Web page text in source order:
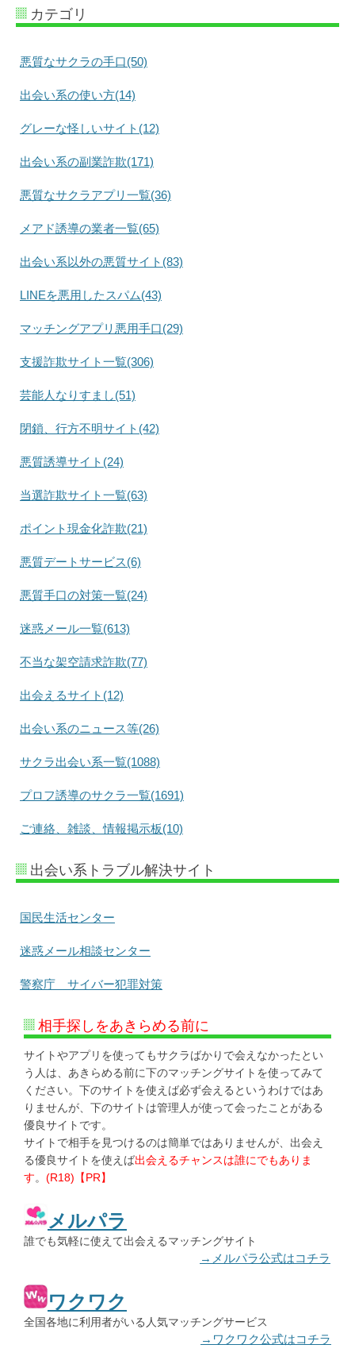
カテゴリ
悪質なサクラの手口(50)
出会い系の使い方(14)
グレーな怪しいサイト(12)
出会い系の副業詐欺(171)
悪質なサクラアプリ一覧(36)
メアド誘導の業者一覧(65)
出会い系以外の悪質サイト(83)
LINEを悪用したスパム(43)
マッチングアプリ悪用手口(29)
支援詐欺サイト一覧(306)
芸能人なりすまし(51)
閉鎖、行方不明サイト(42)
悪質誘導サイト(24)
当選詐欺サイト一覧(63)
ポイント現金化詐欺(21)
悪質デートサービス(6)
悪質手口の対策一覧(24)
迷惑メール一覧(613)
不当な架空請求詐欺(77)
出会えるサイト(12)
出会い系のニュース等(26)
サクラ出会い系一覧(1088)
プロフ誘導のサクラ一覧(1691)
ご連絡、雑談、情報掲示板(10)
出会い系トラブル解決サイト
国民生活センター
迷惑メール相談センター
警察庁 サイバー犯罪対策
相手探しをあきらめる前に
サイトやアプリを使ってもサクラばかりで会えなかったとい
う人は、あきらめる前に下のマッチングサイトを使ってみて
ください。下のサイトを使えば必ず会えるというわけではあ
りませんが、下のサイトは管理人が使って会ったことがある
優良サイトです。
サイトで相手を見つけるのは簡単ではありませんが、出会え
る優良サイトを使えば出会えるチャンスは誰にでもありま
す。 (R18)【PR】
メルパラ
誰でも気軽に使えて出会えるマッチングサイト
→メルパラ公式はコチラ
ワクワク
全国各地に利用者がいる人気マッチングサービス
→ワクワク公式はコチラ